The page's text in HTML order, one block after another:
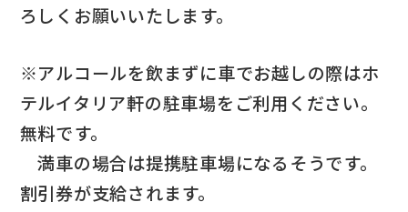
ろしくお願いいたします。
※アルコールを飲まずに車でお越しの際はホ
テルイタリア軒の駐車場をご利用ください。
無料です。
満車の場合は提携駐車場になるそうです。
割引券が支給されます。